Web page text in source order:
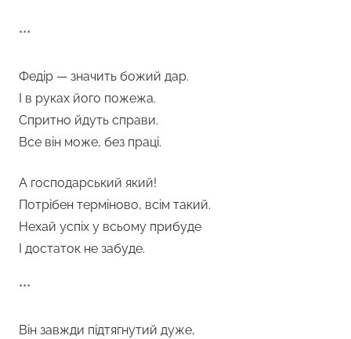
***
Федір — значить божий дар.
І в руках його пожежа.
Спритно йдуть справи.
Все він може, без праці.
А господарський який!
Потрібен терміново, всім такий.
Нехай успіх у всьому прибуде
І достаток не забуде.
***
Він завжди підтягнутий дуже,